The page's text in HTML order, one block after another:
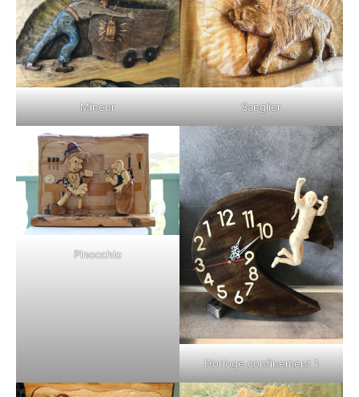
Mineur Sanglier
Pinocchio
Horloge confinement 1